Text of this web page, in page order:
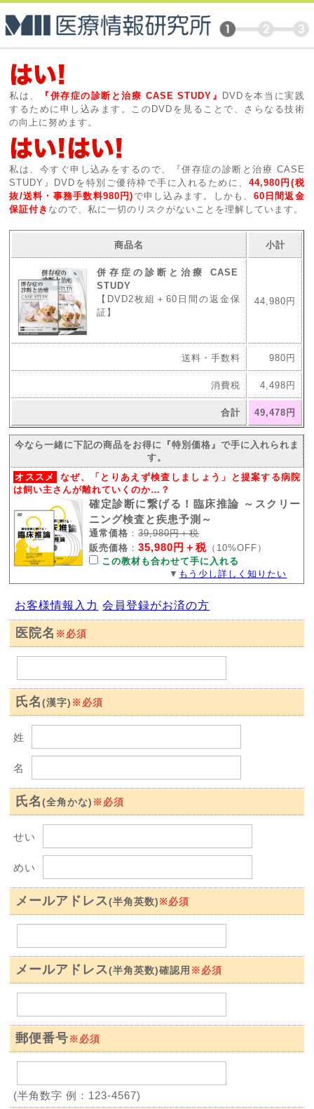
私は、 『併存症の診断と治療 CASE STUDY』 DVDを本当に実践
するために申し込みます。このDVDを見ることで、さらなる技術
の向上に努めます。
私は、今すぐ申し込みをするので、『併存症の診断と治療 CASE
STUDY』DVDを特別ご優待枠で手に入れるために、 44,980円(税
抜/送料・事務手数料980円) で申し込みます。しかも、 60日間返金
保証付き なので、私に一切のリスクがないことを理解しています。
商品名 小計
併存症の診断と治療 CASE
STUDY
【DVD2枚組＋60日間の返金保
証】
44,980円
送料・手数料 980円
消費税 4,498円
合計 49,478円
今なら一緒に下記の商品をお得に『特別価格』で手に入れられま
す。
オススメ
なぜ、「とりあえず検査しましょう」と提案する病院
は飼い主さんが離れていくのか…？
確定診断に繋げる！臨床推論 ～スクリー
ニング検査と疾患予測～
通常価格 ：39,980円＋税
販売価格 ：35,980円＋税 （10%OFF）
この教材も合わせて手に入れる
▼ もう少し詳しく知りたい
お客様情報入力 会員登録がお済の方
医院名 ※必須
氏名(漢字) ※必須
姓
名
氏名(全角かな) ※必須
せい
めい
メールアドレス(半角英数)※必須
メールアドレス(半角英数)確認用 ※必須
郵便番号※必須
(半角数字 例：123-4567)